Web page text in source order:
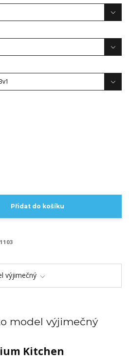
Přidat do košíku
1103
výjimečný
model výjimečný
Kitchen